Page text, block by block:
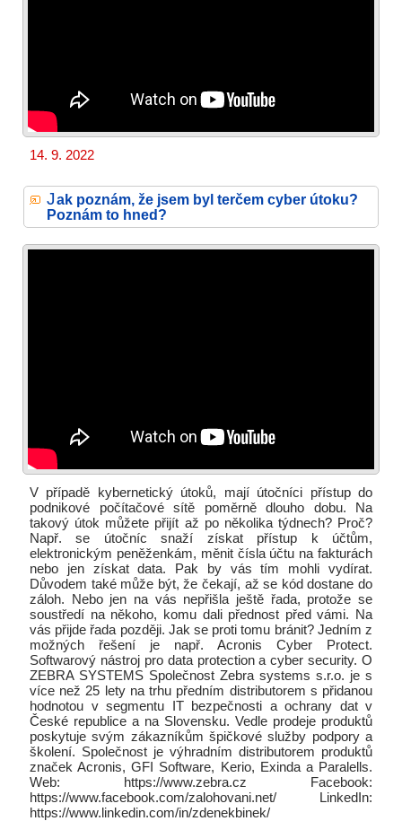
14. 9. 2022
Jak poznám, že jsem byl terčem cyber útoku?
Poznám to hned?
V případě kybernetický útoků, mají útočníci přístup do
podnikové počítačové sítě poměrně dlouho dobu. Na
takový útok můžete přijít až po několika týdnech? Proč?
Např. se útočníc snaží získat přístup k účtům,
elektronickým peněženkám, měnit čísla účtu na fakturách
nebo jen získat data. Pak by vás tím mohli vydírat.
Důvodem také může být, že čekají, až se kód dostane do
záloh. Nebo jen na vás nepřišla ještě řada, protože se
soustředí na někoho, komu dali přednost před vámi. Na
vás přijde řada později. Jak se proti tomu bránit? Jedním z
možných řešení je např. Acronis Cyber Protect.
Softwarový nástroj pro data protection a cyber security. O
ZEBRA SYSTEMS Společnost Zebra systems s.r.o. je s
více než 25 lety na trhu předním distributorem s přidanou
hodnotou v segmentu IT bezpečnosti a ochrany dat v
České republice a na Slovensku. Vedle prodeje produktů
poskytuje svým zákazníkům špičkové služby podpory a
školení. Společnost je výhradním distributorem produktů
značek Acronis, GFI Software, Kerio, Exinda a Paralells.
Web: https://www.zebra.cz Facebook:
https://www.facebook.com/zalohovani.net/ LinkedIn:
https://www.linkedin.com/in/zdenekbinek/